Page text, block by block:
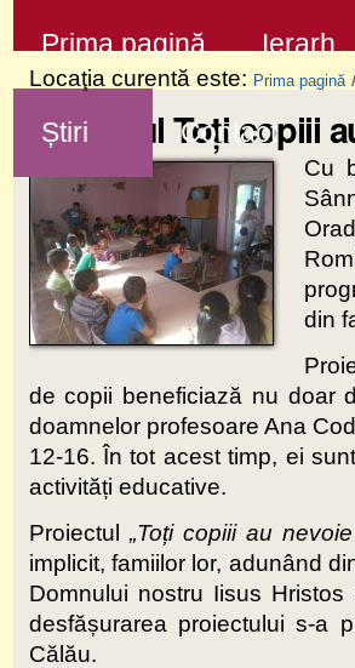
la
conţinut
Sari
la
navigare
Prima pagină Ierarh
Știri Contact
Locaţia curentă este: Prima pagină
Proiectul Toți copiii
Cu
din
de copii beneficiază nu doar
doamnelor profesoare Ana
12-16. În tot acest timp, ei
activități educative.
Proiectul „Toți copiii au
implicit, famiilor lor, adunând
Domnului nostru Iisus
desfășurarea proiectului s-a
Călău.